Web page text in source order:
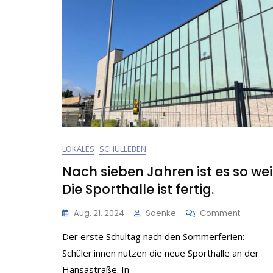
LOKALES SCHULLEBEN
Nach sieben Jahren ist es so
Die Sporthalle ist fertig.
Aug. 21, 2024 Soenke CommentOn
Sieben
Jahren
Der erste Schultag nach den Sommerferien:
Schüler:innen nutzen die neue Sporthalle an der
Hansastraße. In